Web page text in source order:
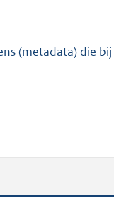
(metadata) die